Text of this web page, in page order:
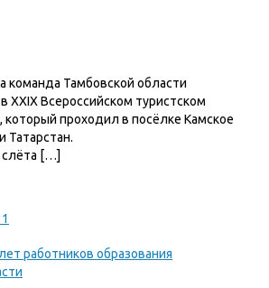
команда Тамбовской области
XXIX Всероссийском туристском
который проходил в посёлке Камское
Татарстан.
слёта […]
работников образования